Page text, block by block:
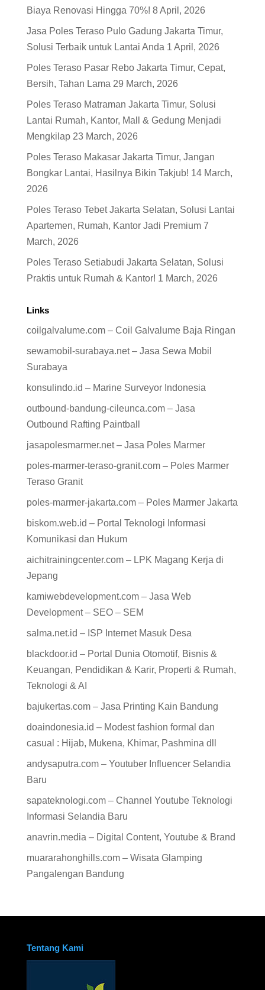
Biaya Renovasi Hingga 70%! 8 April, 2026
Jasa Poles Teraso Pulo Gadung Jakarta Timur,
Solusi Terbaik untuk Lantai Anda 1 April, 2026
Poles Teraso Pasar Rebo Jakarta Timur, Cepat,
Bersih, Tahan Lama 29 March, 2026
Poles Teraso Matraman Jakarta Timur, Solusi
Lantai Rumah, Kantor, Mall & Gedung Menjadi
Mengkilap 23 March, 2026
Poles Teraso Makasar Jakarta Timur, Jangan
Bongkar Lantai, Hasilnya Bikin Takjub! 14 March,
2026
Poles Teraso Tebet Jakarta Selatan, Solusi Lantai
Apartemen, Rumah, Kantor Jadi Premium 7
March, 2026
Poles Teraso Setiabudi Jakarta Selatan, Solusi
Praktis untuk Rumah & Kantor! 1 March, 2026
Links
coilgalvalume.com – Coil Galvalume Baja Ringan
sewamobil-surabaya.net – Jasa Sewa Mobil
Surabaya
konsulindo.id – Marine Surveyor Indonesia
outbound-bandung-cileunca.com – Jasa
Outbound Rafting Paintball
jasapolesmarmer.net – Jasa Poles Marmer
poles-marmer-teraso-granit.com – Poles Marmer
Teraso Granit
poles-marmer-jakarta.com – Poles Marmer Jakarta
biskom.web.id – Portal Teknologi Informasi
Komunikasi dan Hukum
aichitrainingcenter.com – LPK Magang Kerja di
Jepang
kamiwebdevelopment.com – Jasa Web
Development – SEO – SEM
salma.net.id – ISP Internet Masuk Desa
blackdoor.id – Portal Dunia Otomotif, Bisnis &
Keuangan, Pendidikan & Karir, Properti & Rumah,
Teknologi & AI
bajukertas.com – Jasa Printing Kain Bandung
doaindonesia.id – Modest fashion formal dan
casual : Hijab, Mukena, Khimar, Pashmina dll
andysaputra.com – Youtuber Influencer Selandia
Baru
sapateknologi.com – Channel Youtube Teknologi
Informasi Selandia Baru
anavrin.media – Digital Content, Youtube & Brand
muararahonghills.com – Wisata Glamping
Pangalengan Bandung
Tentang Kami